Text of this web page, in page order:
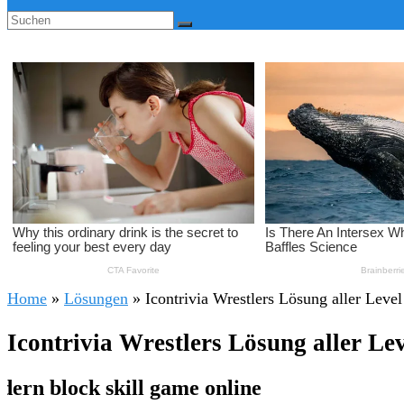
Home » Lösungen » Icontrivia Wrestlers Lösung aller Level
Icontrivia Wrestlers Lösung aller